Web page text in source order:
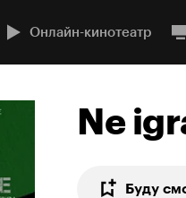
Онлайн-кинотеатр
Ne
Буду